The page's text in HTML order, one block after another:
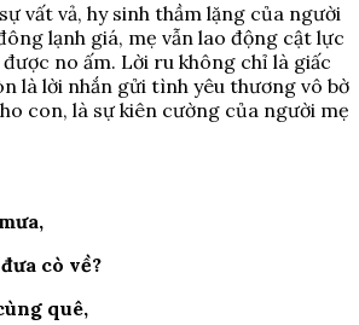
vất vả, hy sinh thầm lặng của người
lạnh giá, mẹ vẫn lao động cật lực
no ấm. Lời ru không chỉ là giấc
là lời nhắn gửi tình yêu thương vô bờ
con, là sự kiên cường của người mẹ
cò về?
quê,